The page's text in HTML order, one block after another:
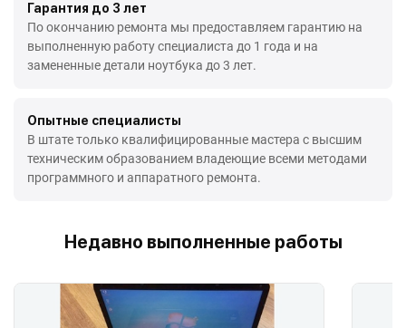
Гарантия до 3 лет
По окончанию ремонта мы предоставляем гарантию на
выполненную работу специалиста до 1 года и на
замененные детали ноутбука до 3 лет.
Опытные специалисты
В штате только квалифицированные мастера с высшим
техническим образованием владеющие всеми методами
программного и аппаратного ремонта.
Недавно выполненные работы